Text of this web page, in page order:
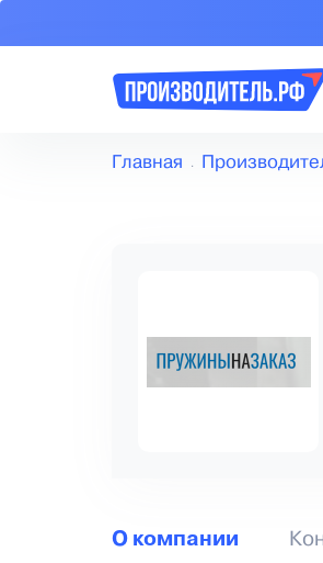
Главная
О компании